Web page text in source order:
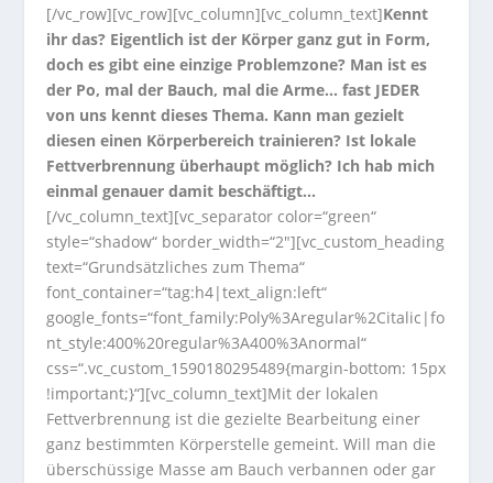
[/vc_row][vc_row][vc_column][vc_column_text]Kennt
ihr das? Eigentlich ist der Körper ganz gut in Form,
doch es gibt eine einzige Problemzone? Man ist es
der Po, mal der Bauch, mal die Arme… fast JEDER
von uns kennt dieses Thema. Kann man gezielt
diesen einen Körperbereich trainieren? Ist lokale
Fettverbrennung überhaupt möglich? Ich hab mich
einmal genauer damit beschäftigt…
[/vc_column_text][vc_separator color=“green“
style=“shadow“ border_width=“2″][vc_custom_heading
text=“Grundsätzliches zum Thema“
font_container=“tag:h4|text_align:left“
google_fonts=“font_family:Poly%3Aregular%2Citalic|fo
nt_style:400%20regular%3A400%3Anormal“
css=“.vc_custom_1590180295489{margin-bottom: 15px
!important;}“][vc_column_text]Mit der lokalen
Fettverbrennung ist die gezielte Bearbeitung einer
ganz bestimmten Körperstelle gemeint. Will man die
überschüssige Masse am Bauch verbannen oder gar